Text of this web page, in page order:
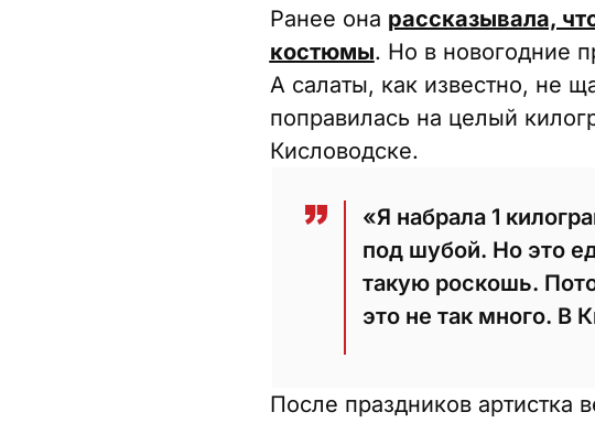
Ранее она рассказывала,
костюмы. Но в новогодние
А салаты, как известно, не
поправилась на целый
Кисловодске.
«Я набрала 1
под шубой. Но это
такую роскошь.
это не так много. В
После праздников артистка